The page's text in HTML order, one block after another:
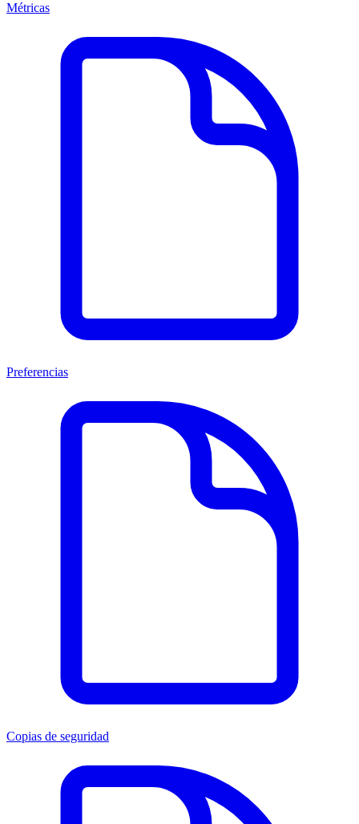
Métricas
Preferencias
Copias de seguridad